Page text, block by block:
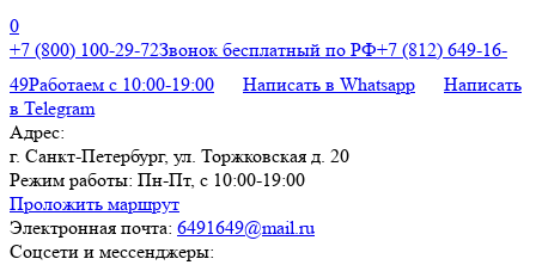
0
+7 (800) 100-29-72Звонок бесплатный по РФ+7 (812) 649-16-
49Работаем с 10:00-19:00 Написать в Whatsapp
Написать
в Telegram
Адрес:
г. Санкт-Петербург, ул. Торжковская д. 20
Режим работы: Пн-Пт, с 10:00-19:00
Проложить маршрут
Электронная почта: 6491649@mail.ru
Соцсети и мессенджеры: